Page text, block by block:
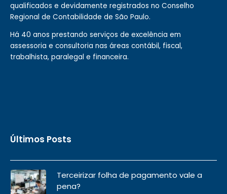
qualificados e devidamente registrados no Conselho
Regional de Contabilidade de São Paulo.
Há 40 anos prestando serviços de excelência em
assessoria e consultoria nas áreas contábil, fiscal,
trabalhista, paralegal e financeira.
Últimos Posts
Terceirizar folha de pagamento vale a
pena?